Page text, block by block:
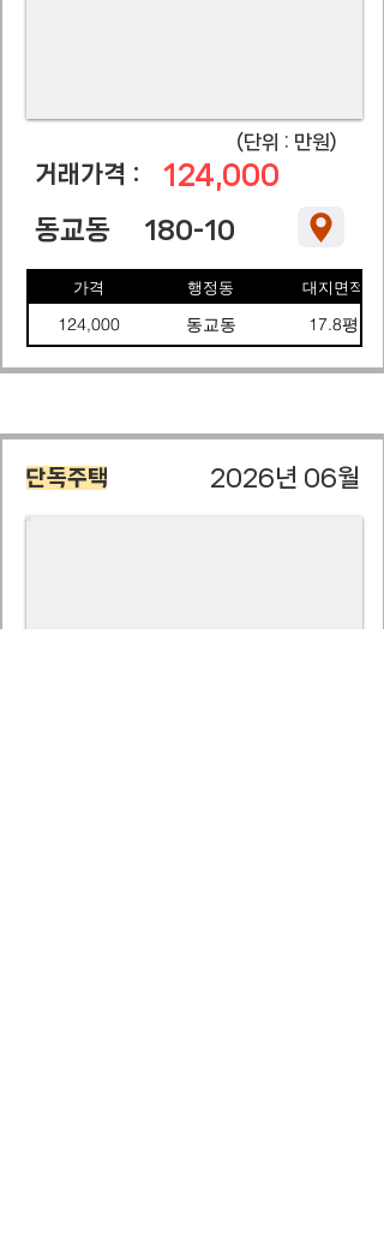
​(단위 : 만원)
​거래가격 : 124,000
동교동 180-10
가격 행정동 대지면적
124,000 동교동 17.8평
단독주택 2026년 06월